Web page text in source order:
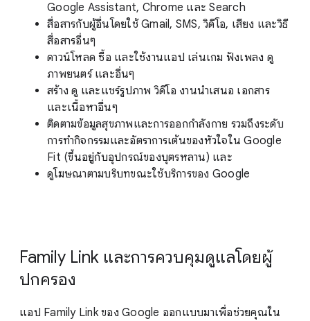
Google Assistant, Chrome และ Search
สื่อสารกับผู้อื่นโดยใช้ Gmail, SMS, วิดีโอ, เสียง และวิธี
สื่อสารอื่นๆ
ดาวน์โหลด ซื้อ และใช้งานแอป เล่นเกม ฟังเพลง ดู
ภาพยนตร์ และอื่นๆ
สร้าง ดู และแชร์รูปภาพ วิดีโอ งานนำเสนอ เอกสาร
และเนื้อหาอื่นๆ
ติดตามข้อมูลสุขภาพและการออกกำลังกาย รวมถึงระดับ
การทำกิจกรรมและอัตราการเต้นของหัวใจใน Google
Fit (ขึ้นอยู่กับอุปกรณ์ของบุตรหลาน) และ
ดูโฆษณาตามบริบทขณะใช้บริการของ Google
Family Link และการควบคุมดูแลโดยผู้
ปกครอง
แอป Family Link ของ Google ออกแบบมาเพื่อช่วยคุณใน